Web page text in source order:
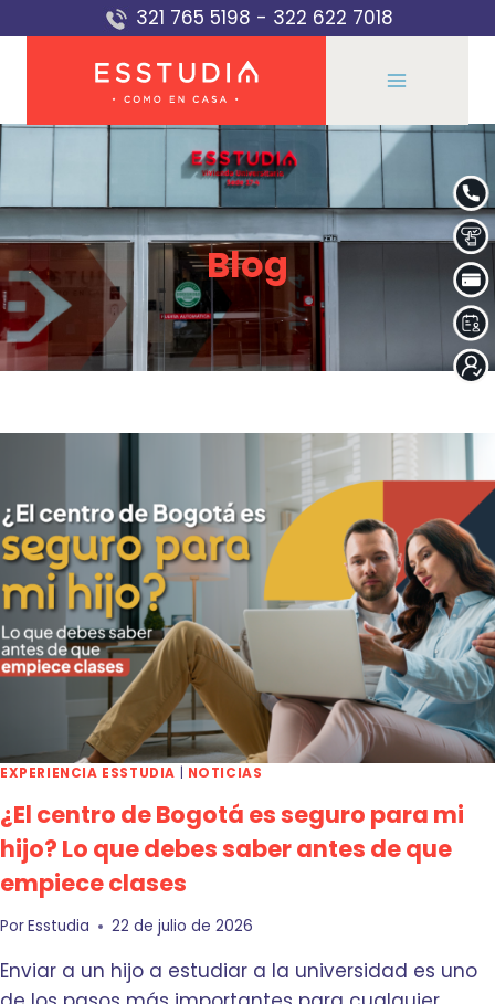
al
321 765 5198 - 322 622 7018
Blog
EXPERIENCIA ESSTUDIA NOTICIAS
¿El centro de Bogotá es seguro para mi
hijo? Lo que debes saber antes de que
empiece clases
PorEsstudia 22 de julio de 2026
Enviar a un hijo a estudiar a la universidad es uno